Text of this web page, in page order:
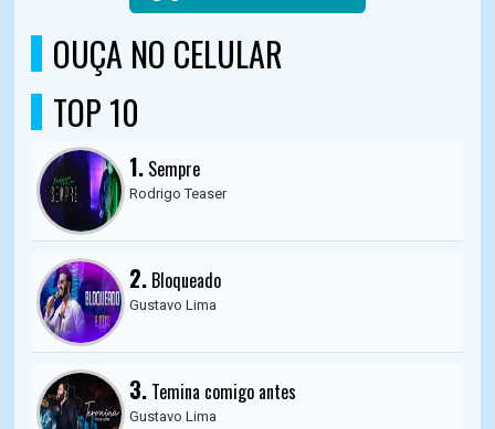
OUÇA NO CELULAR
TOP 10
1. Sempre
Rodrigo Teaser
2. Bloqueado
Gustavo Lima
3. Temina comigo antes
Gustavo Lima